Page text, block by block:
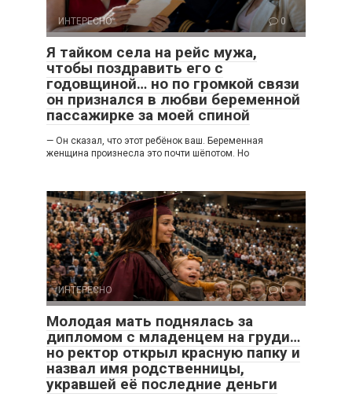
ИНТЕРЕСНО 0
Я тайком села на рейс мужа,
чтобы поздравить его с
годовщиной… но по громкой связи
он признался в любви беременной
пассажирке за моей спиной
— Он сказал, что этот ребёнок ваш. Беременная
женщина произнесла это почти шёпотом. Но
ИНТЕРЕСНО 0
Молодая мать поднялась за
дипломом с младенцем на груди…
но ректор открыл красную папку и
назвал имя родственницы,
укравшей её последние деньги